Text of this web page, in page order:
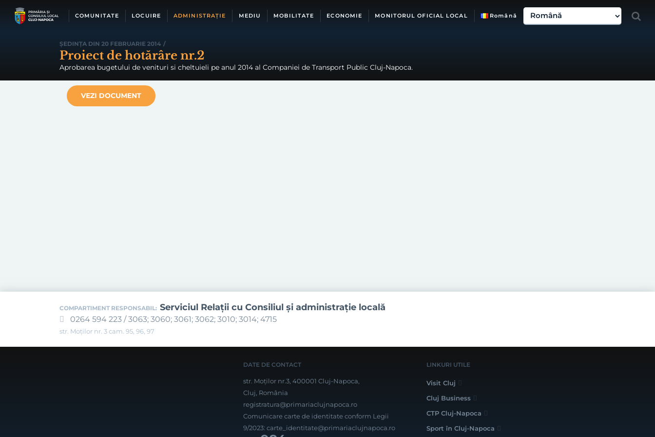
COMUNITATE LOCUIRE ADMINISTRAȚIE MEDIU MOBILITATE ECONOMIE MONITORUL OFICIAL LOCAL Română
ȘEDINȚA DIN 20 FEBRUARIE 2014 /
Proiect de hotărâre nr.2
Aprobarea bugetului de venituri si cheltuieli pe anul 2014 al Companiei de Transport Public Cluj-Napoca.
VEZI DOCUMENT
COMPARTIMENT RESPONSABIL: Serviciul Relaţii cu Consiliul şi administraţie locală
0264 594 223 / 3063; 3060; 3061; 3062; 3010; 3014; 4715
str. Moților nr. 3 cam. 95, 96, 97
DATE DE CONTACT
str. Moților nr.3, 400001 Cluj-Napoca,
Cluj, România
registratura@primariaclujnapoca.ro
Comunicare carte de identitate conform Legii
9/2023: carte_identitate@primariaclujnapoca.ro
LINKURI UTILE
Visit Cluj
Cluj Business
CTP Cluj-Napoca
Sport în Cluj-Napoca